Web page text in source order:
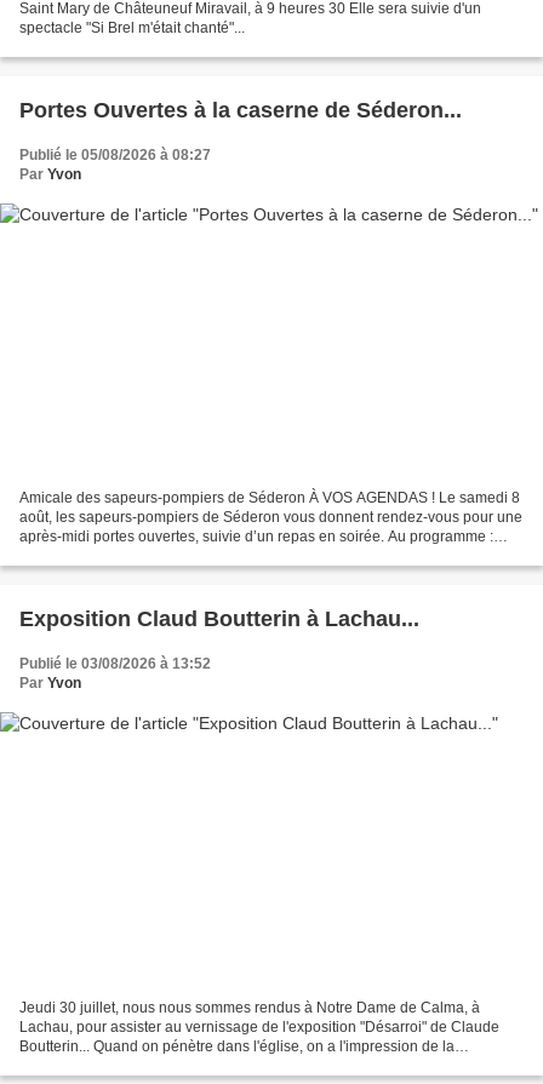
Saint Mary de Châteuneuf Miravail, à 9 heures 30 Elle sera suivie d'un
spectacle "Si Brel m'était chanté"...
Portes Ouvertes à la caserne de Séderon...
Publié le 05/08/2026 à 08:27
Par Yvon
Amicale des sapeurs-pompiers de Séderon À VOS AGENDAS ! Le samedi 8
août, les sapeurs-pompiers de Séderon vous donnent rendez-vous pour une
après-midi portes ouvertes, suivie d’un repas en soirée. Au programme :
Exposition Claud Boutterin à Lachau...
Publié le 03/08/2026 à 13:52
Par Yvon
Jeudi 30 juillet, nous nous sommes rendus à Notre Dame de Calma, à
Lachau, pour assister au vernissage de l'exposition "Désarroi" de Claude
Boutterin... Quand on pénètre dans l'église, on a l'impression de la